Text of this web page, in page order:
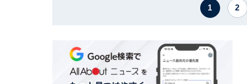
1 2